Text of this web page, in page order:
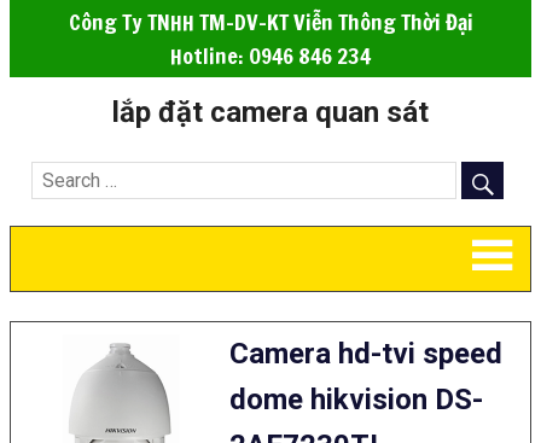
Công Ty TNHH TM-DV-KT Viễn Thông Thời Đại
Hotline: 0946 846 234
lắp đặt camera quan sát
Camera hd-tvi speed
dome hikvision DS-